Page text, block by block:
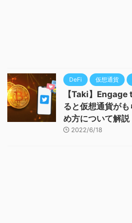
DeFi 仮想通貨
【Taki】
ると仮想通貨が
め方について解説
2022/6/18